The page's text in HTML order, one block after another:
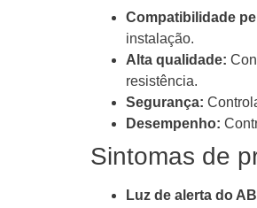
Compatibilidade
instalação.
Alta qualidade:
resistência.
Segurança:
Desempenho:
Sintomas de
Luz de alerta do